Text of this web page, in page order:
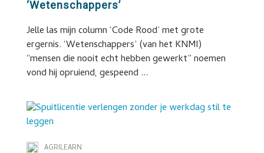
‘Wetenschappers’
Jelle las mijn column ‘Code Rood’ met grote
ergernis. ‘Wetenschappers’ (van het KNMI)
“mensen die nooit echt hebben gewerkt” noemen
vond hij opruiend, gespeend ...
AGRILEARN